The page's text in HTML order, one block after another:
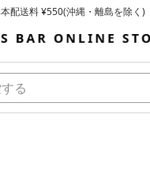
配送料 ¥550(沖縄・離島を除く)
い上げ合計¥3,980以上で送料無料